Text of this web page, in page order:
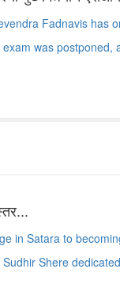
Fadnavis has
was postponed,
in Satara to
Shere